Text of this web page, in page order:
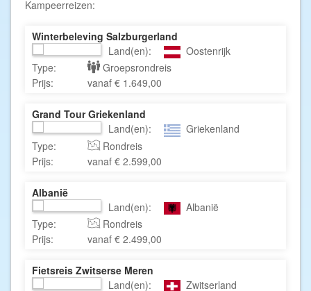
Kampeerreizen:
Winterbeleving Salzburgerland
Land(en):
Oostenrijk
Type:
Groepsrondreis
Prijs:
vanaf € 1.649,00
Grand Tour Griekenland
Land(en):
Griekenland
Type:
Rondreis
Prijs:
vanaf € 2.599,00
Albanië
Land(en):
Albanië
Type:
Rondreis
Prijs:
vanaf € 2.499,00
Fietsreis Zwitserse Meren
Land(en):
Zwitserland